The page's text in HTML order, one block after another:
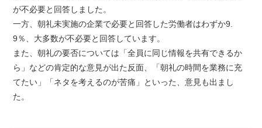
が不必要と回答しました。
一方、朝礼未実施の企業で必要と回答した労働者はわずか9.
9％、大多数が不必要と回答しています。
また、朝礼の要否については「全員に同じ情報を共有できるか
ら」などの肯定的な意見が出た反面、「朝礼の時間を業務に充
てたい」「ネタを考えるのが苦痛」といった、意見も出まし
た。